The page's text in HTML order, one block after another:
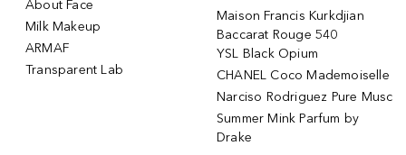
About Face
Milk Makeup
ARMAF
Transparent Lab
Maison Francis Kurkdjian
Baccarat Rouge 540
YSL Black Opium
CHANEL Coco Mademoiselle
Narciso Rodriguez Pure Musc
Summer Mink Parfum by
Drake